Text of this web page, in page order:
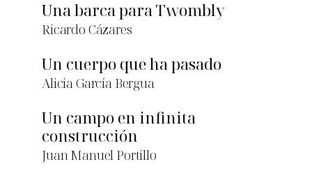
Una barca para Twombly
Ricardo Cázares
Un cuerpo que ha pasado
Alicia García Bergua
Un campo en infinita
construcción
Juan Manuel Portillo